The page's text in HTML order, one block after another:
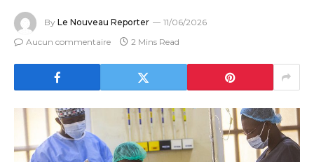
By Le Nouveau Reporter
11/06/2026
Aucun commentaire
2 Mins Read